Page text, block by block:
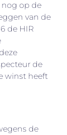
nog op de
van de
de HIR
de
winst heeft
de